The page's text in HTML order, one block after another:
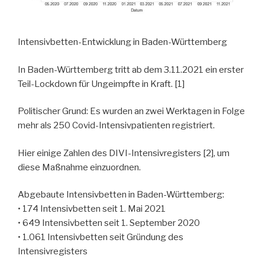
Intensivbetten-Entwicklung in Baden-Württemberg
In Baden-Württemberg tritt ab dem 3.11.2021 ein erster
Teil-Lockdown für Ungeimpfte in Kraft. [1]
Politischer Grund: Es wurden an zwei Werktagen in Folge
mehr als 250 Covid-Intensivpatienten registriert.
Hier einige Zahlen des DIVI-Intensivregisters [2], um
diese Maßnahme einzuordnen.
Abgebaute Intensivbetten in Baden-Württemberg:
• 174 Intensivbetten seit 1. Mai 2021
• 649 Intensivbetten seit 1. September 2020
• 1.061 Intensivbetten seit Gründung des
Intensivregisters